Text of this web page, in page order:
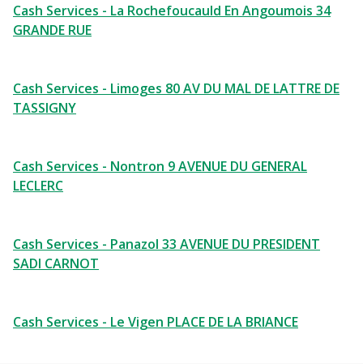
Cash Services - La Rochefoucauld En Angoumois 34
GRANDE RUE
Cash Services - Limoges 80 AV DU MAL DE LATTRE DE
TASSIGNY
Cash Services - Nontron 9 AVENUE DU GENERAL
LECLERC
Cash Services - Panazol 33 AVENUE DU PRESIDENT
SADI CARNOT
Cash Services - Le Vigen PLACE DE LA BRIANCE